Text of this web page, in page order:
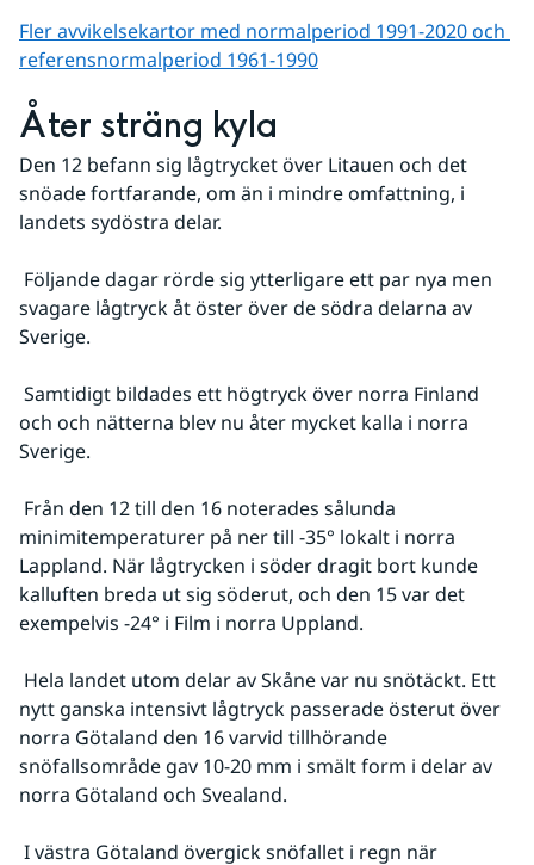
Fler avvikelsekartor med normalperiod 1991-2020 och
referens­normalperiod 1961-1990
Åter sträng kyla
Den 12 befann sig lågtrycket över Litauen och det
snöade fortfarande, om än i mindre omfattning, i
landets sydöstra delar.
svagare lågtryck åt öster över de södra delarna av
Sverige.
och och nätterna blev nu åter mycket kalla i norra
Sverige.
minimitemperaturer på ner till -35° lokalt i norra
Lappland. När lågtrycken i söder dragit bort kunde
kalluften breda ut sig söderut, och den 15 var det
exempelvis -24° i Film i norra Uppland.
nytt ganska intensivt lågtryck passerade österut över
norra Götaland den 16 varvid tillhörande
snöfallsområde gav 10-20 mm i smält form i delar av
norra Götaland och Svealand.